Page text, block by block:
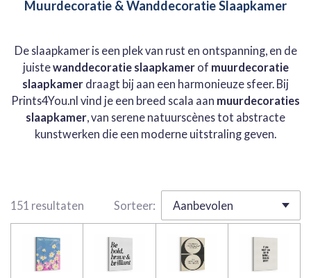
Muurdecoratie & Wanddecoratie Slaapkamer
De slaapkamer is een plek van rust en ontspanning, en de
juistewanddecoratie slaapkamerof muurdecoratie
slaapkamer draagt bij aan een harmonieuze sfeer. Bij
Prints4You.nl vind je een breed scala aan muurdecoraties
slaapkamer, van serene natuurscènes tot abstracte
kunstwerken die een moderne uitstraling geven.
151 resultaten Sorteer: